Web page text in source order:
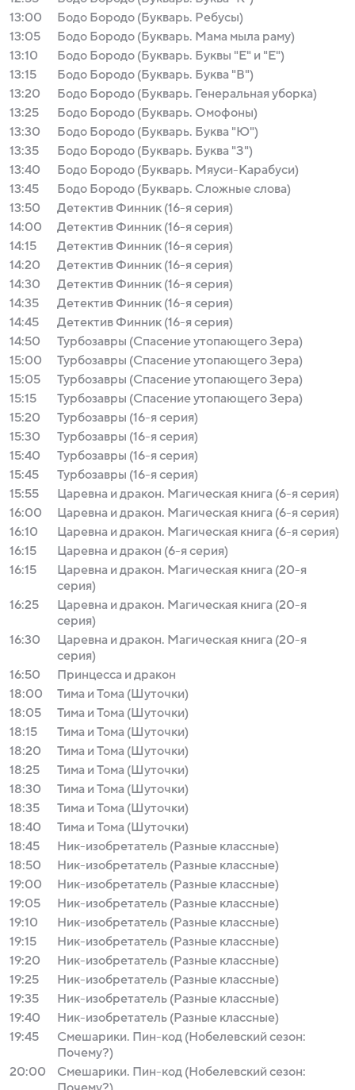
13:00
Бодо Бородо (Букварь. Ребусы)
13:05
Бодо Бородо (Букварь. Мама мыла раму)
13:10
Бодо Бородо (Букварь. Буквы "Е" и "Е")
13:15
Бодо Бородо (Букварь. Буква "В")
13:20
Бодо Бородо (Букварь. Генеральная уборка)
13:25
Бодо Бородо (Букварь. Омофоны)
13:30
Бодо Бородо (Букварь. Буква "Ю")
13:35
Бодо Бородо (Букварь. Буква "З")
13:40
Бодо Бородо (Букварь. Мяуси-Карабуси)
13:45
Бодо Бородо (Букварь. Сложные слова)
13:50
Детектив Финник (16-я серия)
14:00
Детектив Финник (16-я серия)
14:15
Детектив Финник (16-я серия)
14:20
Детектив Финник (16-я серия)
14:30
Детектив Финник (16-я серия)
14:35
Детектив Финник (16-я серия)
14:45
Детектив Финник (16-я серия)
14:50
Турбозавры (Спасение утопающего Зера)
15:00
Турбозавры (Спасение утопающего Зера)
15:05
Турбозавры (Спасение утопающего Зера)
15:15
Турбозавры (Спасение утопающего Зера)
15:20
Турбозавры (16-я серия)
15:30
Турбозавры (16-я серия)
15:40
Турбозавры (16-я серия)
15:45
Турбозавры (16-я серия)
15:55
Царевна и дракон. Магическая книга (6-я серия)
16:00
Царевна и дракон. Магическая книга (6-я серия)
16:10
Царевна и дракон. Магическая книга (6-я серия)
16:15
Царевна и дракон (6-я серия)
16:15
Царевна и дракон. Магическая книга (20-я
серия)
16:25
Царевна и дракон. Магическая книга (20-я
серия)
16:30
Царевна и дракон. Магическая книга (20-я
серия)
16:50
Принцесса и дракон
18:00
Тима и Тома (Шуточки)
18:05
Тима и Тома (Шуточки)
18:15
Тима и Тома (Шуточки)
18:20
Тима и Тома (Шуточки)
18:25
Тима и Тома (Шуточки)
18:30
Тима и Тома (Шуточки)
18:35
Тима и Тома (Шуточки)
18:40
Тима и Тома (Шуточки)
18:45
Ник-изобретатель (Разные классные)
18:50
Ник-изобретатель (Разные классные)
19:00
Ник-изобретатель (Разные классные)
19:05
Ник-изобретатель (Разные классные)
19:10
Ник-изобретатель (Разные классные)
19:15
Ник-изобретатель (Разные классные)
19:20
Ник-изобретатель (Разные классные)
19:25
Ник-изобретатель (Разные классные)
19:35
Ник-изобретатель (Разные классные)
19:40
Ник-изобретатель (Разные классные)
19:45
Смешарики. Пин-код (Нобелевский сезон:
Почему?)
20:00
Смешарики. Пин-код (Нобелевский сезон: